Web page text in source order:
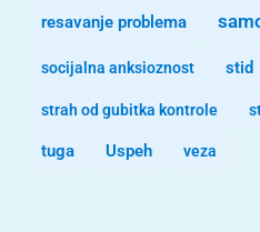
resavanje problema
socijalna anksioznost stid
strah od gubitka kontrole
tuga Uspeh veza